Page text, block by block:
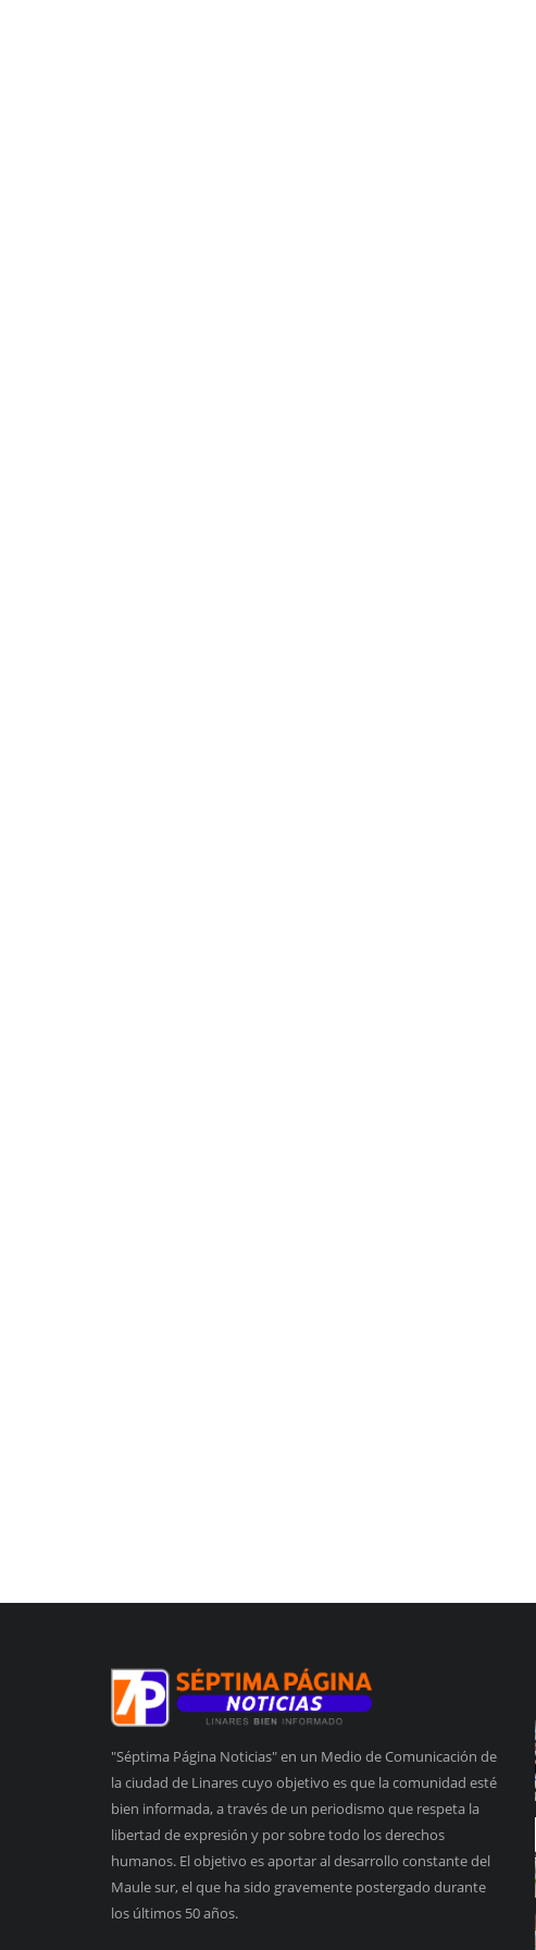
"Séptima Página Noticias" en un Medio de Comunicación de
la ciudad de Linares cuyo objetivo es que la comunidad esté
bien informada, a través de un periodismo que respeta la
libertad de expresión y por sobre todo los derechos
humanos. El objetivo es aportar al desarrollo constante del
Maule sur, el que ha sido gravemente postergado durante
los últimos 50 años.